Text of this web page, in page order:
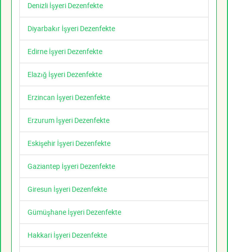
Denizli İşyeri Dezenfekte
Diyarbakır İşyeri Dezenfekte
Edirne İşyeri Dezenfekte
Elazığ İşyeri Dezenfekte
Erzincan İşyeri Dezenfekte
Erzurum İşyeri Dezenfekte
Eskişehir İşyeri Dezenfekte
Gaziantep İşyeri Dezenfekte
Giresun İşyeri Dezenfekte
Gümüşhane İşyeri Dezenfekte
Hakkari İşyeri Dezenfekte